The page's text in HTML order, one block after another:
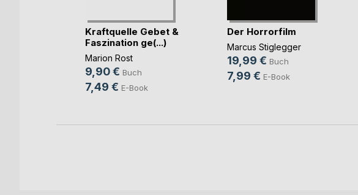
Kraftquelle Gebet &
Faszination ge(...)
Marion Rost
9,90 € Buch
7,49 € E-Book
Der Horrorfilm
Marcus Stiglegger
19,99 € Buch
7,99 € E-Book